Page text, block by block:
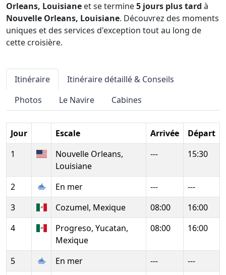
Orleans, Louisiane et se termine5 jours plus tard à
Nouvelle Orleans, Louisiane. Découvrez des moments
uniques et des services d'exception tout au long de
cette croisière.
Itinéraire
Itinéraire détaillé & Conseils
Photos
Le Navire Cabines
Jour Escale Arrivée
Départ
1
Nouvelle Orleans,
Louisiane
--- 15:30
2 En mer ---
---
3
Cozumel, Mexique 08:00
16:00
4
Progreso, Yucatan,
Mexique
08:00 16:00
5 En mer ---
---